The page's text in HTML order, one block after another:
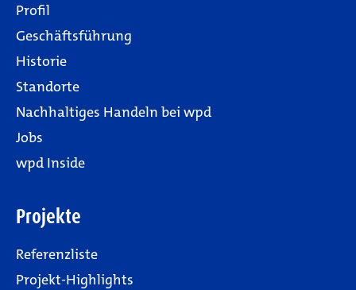
Profil
Geschäftsführung
Historie
Standorte
Nachhaltiges Handeln bei wpd
Jobs
wpd Inside
Projekte
Referenzliste
Projekt-Highlights